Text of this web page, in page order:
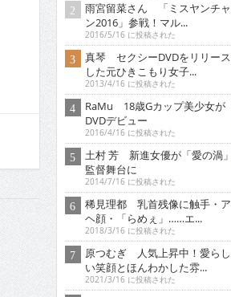
雨宮留菜さん 「ミスヤンチャ
ン2016」参戦！マル...
2016/5/16 に投稿された
真琴 セクシーDVDをリリース
した元ひきこもり女子...
2013/4/16 に投稿された
RaMu 18歳Gカップ美少女が
DVDデビュー
2016/4/16 に投稿された
土村 芳 新進女優が「愛の渦」
監督舞台に
2014/7/16 に投稿された
稀見理都 乳首残像に触手・ア
ヘ顔・「らめぇ」……エ...
2018/3/16 に投稿された
原つむぎ 人気上昇中！愛らし
い笑顔とほんわかした雰...
2021/3/16 に投稿された